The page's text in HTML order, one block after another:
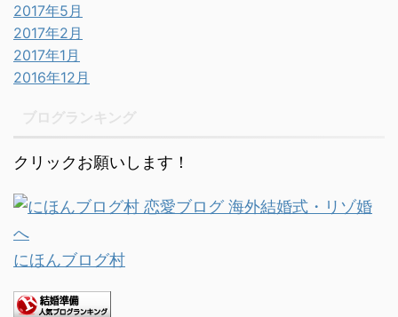
2017年5月
2017年2月
2017年1月
2016年12月
クリックお願いします！
にほんブログ村